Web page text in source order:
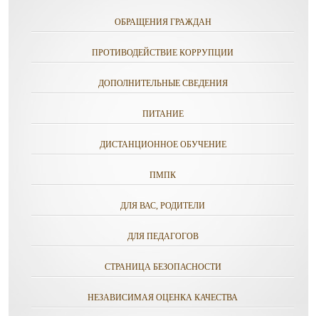
ОБРАЩЕНИЯ ГРАЖДАН
ПРОТИВОДЕЙСТВИЕ КОРРУПЦИИ
ДОПОЛНИТЕЛЬНЫЕ СВЕДЕНИЯ
ПИТАНИЕ
ДИСТАНЦИОННОЕ ОБУЧЕНИЕ
ПМПК
ДЛЯ ВАС, РОДИТЕЛИ
ДЛЯ ПЕДАГОГОВ
СТРАНИЦА БЕЗОПАСНОСТИ
НЕЗАВИСИМАЯ ОЦЕНКА КАЧЕСТВА